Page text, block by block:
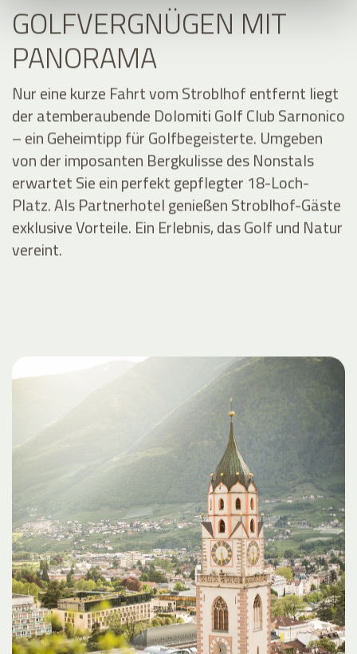
GOLFVERGNÜGEN MIT
PANORAMA
Nur eine kurze Fahrt vom Stroblhof entfernt liegt
der atemberaubende Dolomiti Golf Club Sarnonico
– ein Geheimtipp für Golfbegeisterte. Umgeben
von der imposanten Bergkulisse des Nonstals
erwartet Sie ein perfekt gepflegter 18-Loch-
Platz. Als Partnerhotel genießen Stroblhof-Gäste
exklusive Vorteile. Ein Erlebnis, das Golf und Natur
vereint.